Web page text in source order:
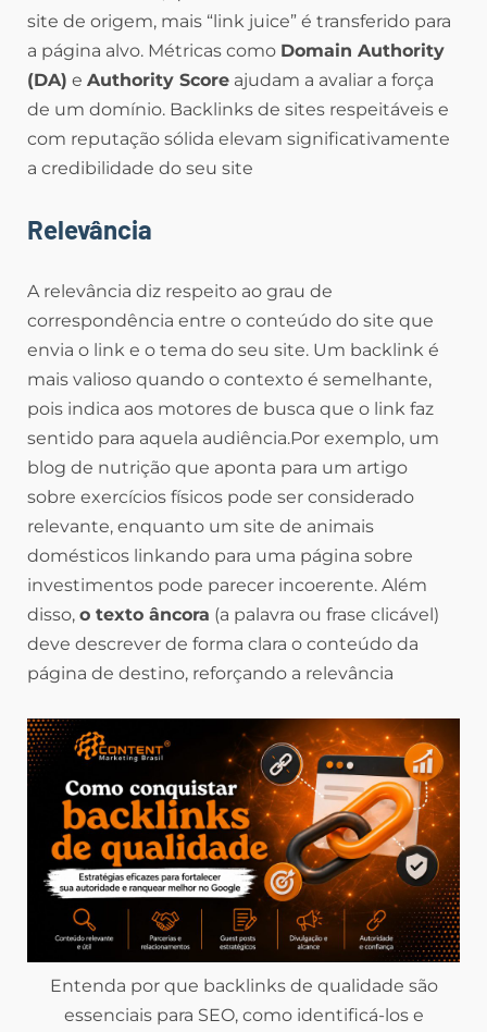
site de origem, mais “link juice” é transferido para
a página alvo. Métricas como Domain Authority
(DA) e Authority Score ajudam a avaliar a força
de um domínio. Backlinks de sites respeitáveis e
com reputação sólida elevam significativamente
a credibilidade do seu site
Relevância
A relevância diz respeito ao grau de
correspondência entre o conteúdo do site que
envia o link e o tema do seu site. Um backlink é
mais valioso quando o contexto é semelhante,
pois indica aos motores de busca que o link faz
sentido para aquela audiência.Por exemplo, um
blog de nutrição que aponta para um artigo
sobre exercícios físicos pode ser considerado
relevante, enquanto um site de animais
domésticos linkando para uma página sobre
investimentos pode parecer incoerente. Além
disso, o texto âncora (a palavra ou frase clicável)
deve descrever de forma clara o conteúdo da
página de destino, reforçando a relevância
Entenda por que backlinks de qualidade são
essenciais para SEO, como identificá-los e